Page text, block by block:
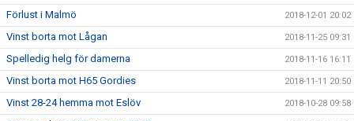
Förlust i Malmö 2018-12-01 20:02
Vinst borta mot Lågan 2018-11-25 09:31
Spelledig helg för damerna 2018-11-16 16:11
Vinst borta mot H65 Gordies 2018-11-11 20:50
Vinst 28-24 hemma mot Eslöv 2018-10-28 09:58